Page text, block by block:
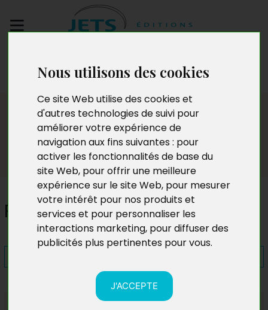
Nous utilisons des cookies
Ce site Web utilise des cookies et
d'autres technologies de suivi pour
améliorer votre expérience de
navigation aux fins suivantes : pour
activer les fonctionnalités de base du
site Web, pour offrir une meilleure
expérience sur le site Web, pour mesurer
votre intérêt pour nos produits et
services et pour personnaliser les
interactions marketing, pour diffuser des
publicités plus pertinentes pour vous.
J'ACCEPTE
manuscrit
Presse
Psychose sur la capitale